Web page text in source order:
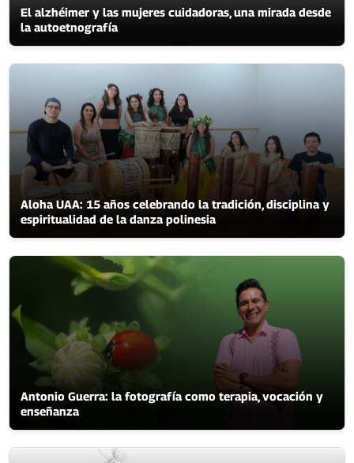
El alzhéimer y las mujeres cuidadoras, una mirada desde
la autoetnografía
Aloha UAA: 15 años celebrando la tradición, disciplina y
espiritualidad de la danza polinesia
Antonio Guerra: la fotografía como terapia, vocación y
enseñanza